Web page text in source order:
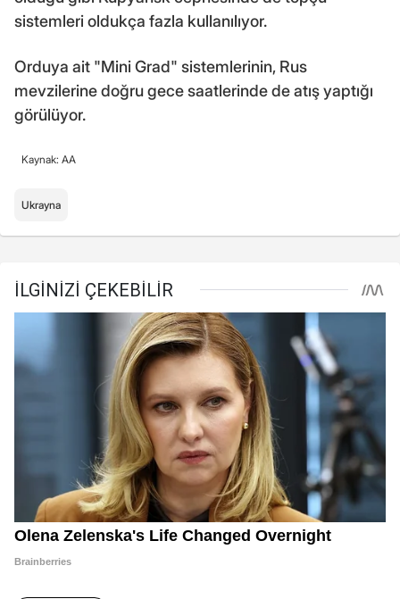
sistemleri oldukça fazla kullanılıyor.
Orduya ait "Mini Grad" sistemlerinin, Rus
mevzilerine doğru gece saatlerinde de atış yaptığı
görülüyor.
Kaynak: AA
Ukrayna